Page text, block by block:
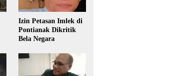
Izin Petasan Imlek di
Pontianak Dikritik
Bela Negara